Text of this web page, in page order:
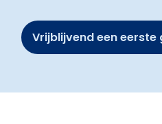
Vrijblijvend een eerste